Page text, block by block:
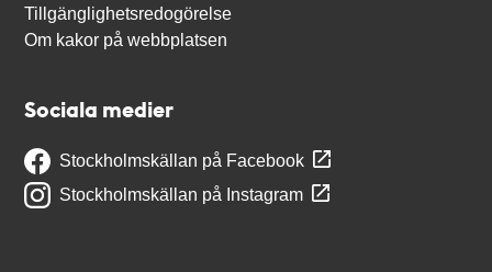
Tillgänglighetsredogörelse
Om kakor på webbplatsen
Sociala medier
Stockholmskällan på Facebook
Stockholmskällan på Instagram